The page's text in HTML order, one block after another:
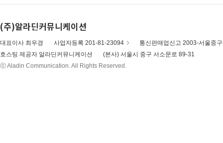
(주)알라딘커뮤니케이션
대표이사 최우경 사업자등록 201-81-23094
통신판매업신고 2003-서울중
호스팅 제공자 알라딘커뮤니케이션
(본사) 서울시 중구 서소문로 89-31
ⓒ Aladin Communication. All Rights Reserved.